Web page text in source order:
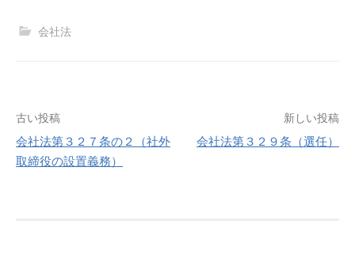
会社法
投
稿
古い投稿
会社法第３２７条の２（社外
取締役の設置義務）
新しい投稿
会社法第３２９条（選任）